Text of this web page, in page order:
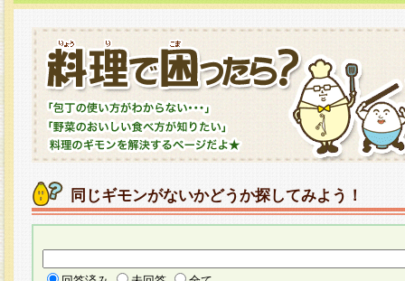
同じギモンがないかどうか探してみよう！